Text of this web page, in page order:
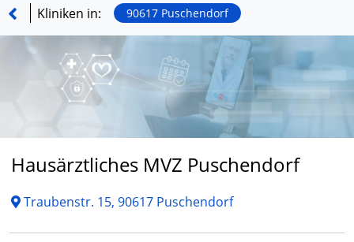
Finden
Kliniken in: 90617 Puschendorf
Hausärztliches MVZ Puschendorf
Traubenstr. 15, 90617 Puschendorf